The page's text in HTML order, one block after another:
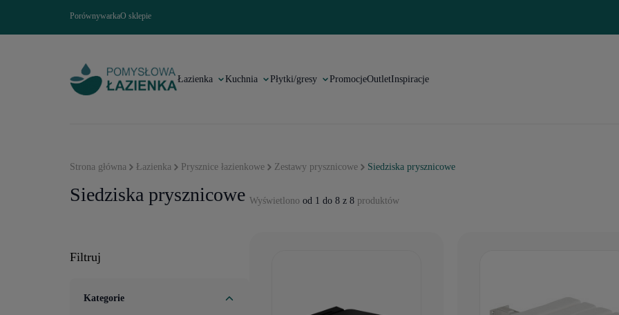
PorównywarkaO sklepie
Łazienka Kuchnia Płytki/gresy PromocjeOutletInspiracje
Strona główna Łazienka Prysznice łazienkowe Zestawy prysznicowe Siedziska prysznicowe
Siedziska prysznicowe
Filtruj
Kategorie
Wyświetlono od 1 do 8 z 8 produktów